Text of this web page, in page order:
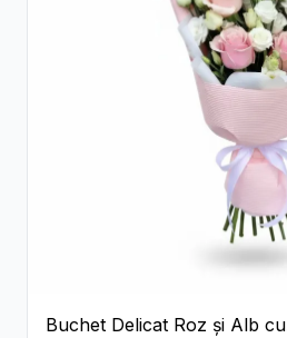
Buchet Delicat Roz și Alb cu